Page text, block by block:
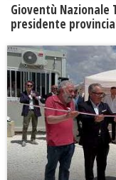
Gioventù Nazionale
presidente